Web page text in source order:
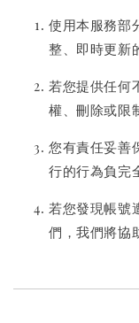
使用本服務部
整、即時更新
若您提供任何
權、刪除或限
您有責任妥善
行的行為負完
若您發現帳號
們，我們將協